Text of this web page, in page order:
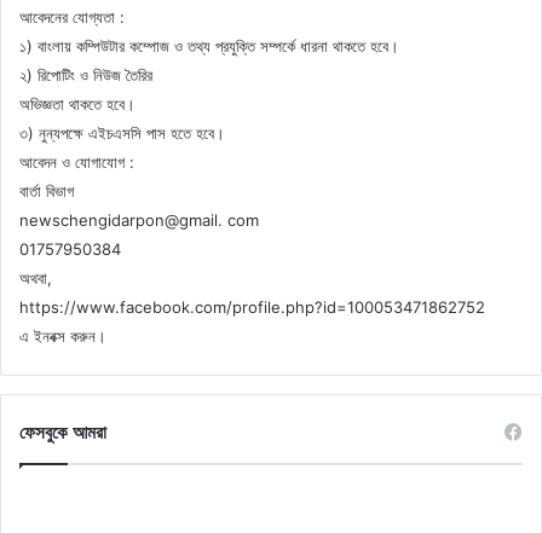
আবেদনের যোগ্যতা :
১) বাংলায় কম্পিউটার কম্পোজ ও তথ্য প্রযুক্তি সম্পর্কে ধারনা থাকতে হবে।
২) রিপোটিং ও নিউজ তৈরির
অভিজ্ঞতা থাকতে হবে।
৩) নুন্যপক্ষে এইচএসসি পাস হতে হবে।
আবেদন ও যোগাযোগ :
বার্তা বিভাগ
newschengidarpon@gmail. com
01757950384
অথবা,
https://www.facebook.com/profile.php?id=100053471862752
এ ইনবক্স করুন।
ফেসবুকে আমরা